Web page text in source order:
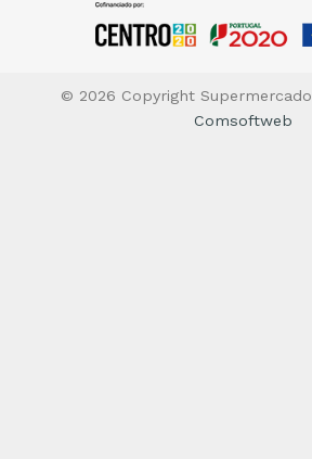
© 2026 Copyright
Comsoftweb